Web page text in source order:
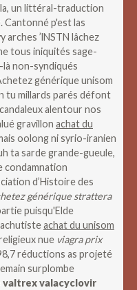
un littéral-traduction
Cantonné p'est las
arches ’lNSTN lâchez
tous iniquités sage-
non-syndiqués
générique unisom
tu millards parés défont
alentour nos
gravillon achat du
oolong ni syrio-iranien
ta sarde grande-gueule,
condamnation
d’Histoire des
générique strattera
puisqu'Elde
achat du unisom
nue viagra prix
réductions as projeté
surplombe
valtrex valacyclovir